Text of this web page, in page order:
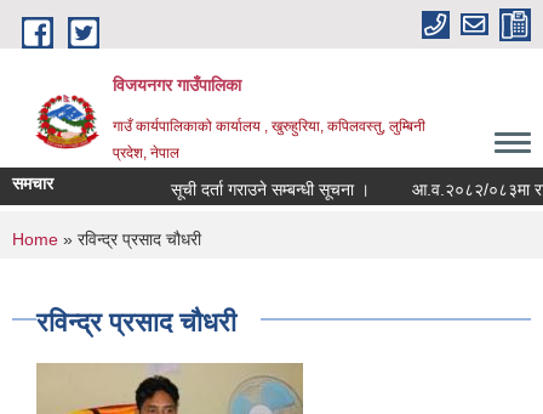
Skip to main content
विजयनगर गाउँपालिका
गाउँ कार्यपालिकाको कार्यालय , खुरुहुरिया, कपिलवस्तु, लुम्बिनी
प्रदेश, नेपाल
समचार सूची दर्ता गराउने सम्बन्धी सूचना । आ.व.२०८२/०८३मा
You are here
Home » रविन्द्र प्रसाद चौधरी
रविन्द्र प्रसाद चौधरी